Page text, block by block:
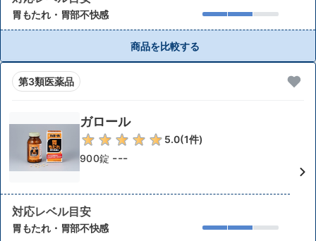
胃もたれ・胃部不快感
商品を比較する
第3類医薬品
ガロール
5.0(1件)
900錠 ---
対応レベル目安
胃もたれ・胃部不快感